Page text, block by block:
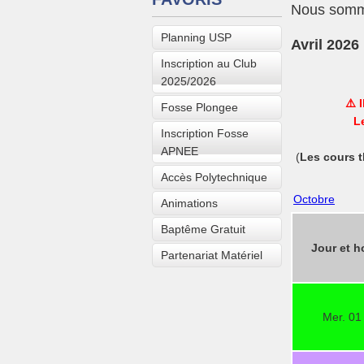
Planning USP
Inscription au Club
2025/2026
Fosse Plongee
Inscription Fosse
APNEE
Accès Polytechnique
Animations
Baptême Gratuit
Partenariat Matériel
Nous
Avril 2026
⚠️
(Les cours
Octobre
Jour et
Mer.